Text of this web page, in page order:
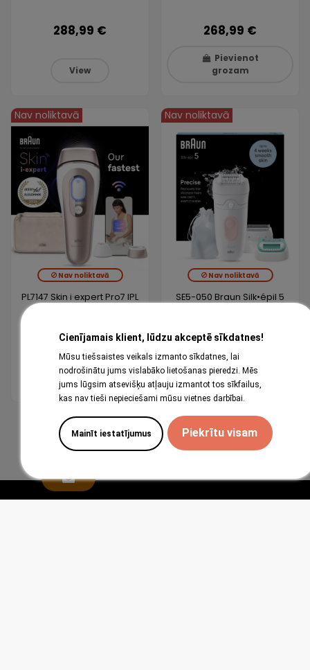
288,99 €
View
268,99 €
Pievienot
grozam
Nav noliktavā
Nav noliktavā
PL7147 Skin i·expert Pro7 IPL
549,00 €
View
Nav noliktavā
Nav noliktavā
SE5-050 Braun Silk•épil 5
89,99 €
View
1 2
Cienījamais klient, lūdzu akceptē sīkdatnes!
Mūsu tiešsaistes veikals izmanto sīkdatnes, lai
nodrošinātu jums vislabāko lietošanas pieredzi. Mēs
jums lūgsim atsevišķu atļauju izmantot tos sīkfailus,
kas nav tieši nepieciešami mūsu vietnes darbībai.
Mainīt iestatījumus Piekrītu visam